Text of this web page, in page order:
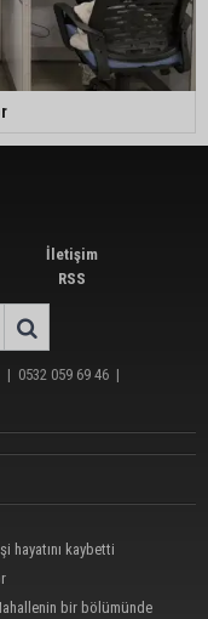
İletişim
RSS
| 0532 059 69 46 |
hayatını kaybetti
bir bölümünde